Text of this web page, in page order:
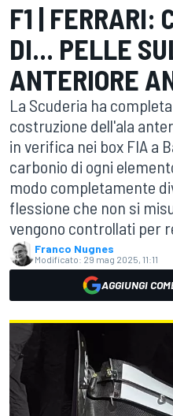
F1 | FERRARI:
DI... PELLE
ANTERIORE
La Scuderia ha
costruzione dell'ala
in verifica nei box FIA a
carbonio di ogni
modo completamente
flessione che non si
vengono controllati per
Franco Nugnes
Modificato: 29 mag 2025, 11:11
AGGIUNGI